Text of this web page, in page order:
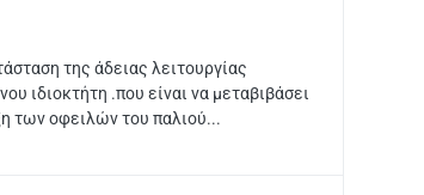
της άδειας λειτουργίας
ιδιοκτήτη .που είναι να μεταβιβάσει
των οφειλών του παλιού...